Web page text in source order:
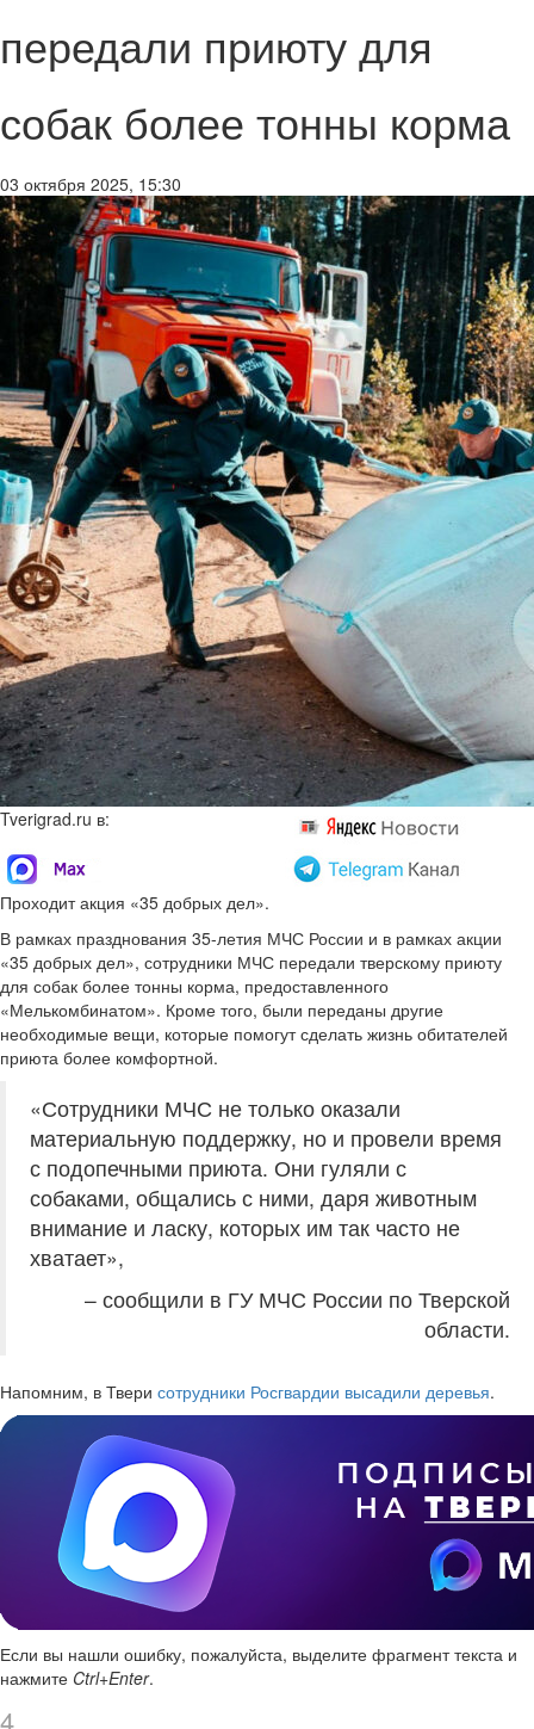
передали приюту для
собак более тонны корма
03 октября 2025, 15:30
Tverigrad.ru в:
Проходит акция «35 добрых дел».
В рамках празднования 35-летия МЧС России и в рамках акции
«35 добрых дел», сотрудники МЧС передали тверскому приюту
для собак более тонны корма, предоставленного
«Мелькомбинатом». Кроме того, были переданы другие
необходимые вещи, которые помогут сделать жизнь обитателей
приюта более комфортной.
«Сотрудники МЧС не только оказали
материальную поддержку, но и провели время
с подопечными приюта. Они гуляли с
собаками, общались с ними, даря животным
внимание и ласку, которых им так часто не
хватает»,
– сообщили в ГУ МЧС России по Тверской
области.
Напомним, в Твери сотрудники Росгвардии высадили деревья.
Если вы нашли ошибку, пожалуйста, выделите фрагмент текста и
нажмите Ctrl+Enter.
4